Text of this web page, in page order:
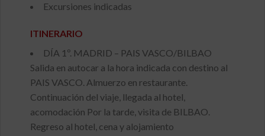
Excursiones indicadas
ITINERARIO
DÍA 1º. MADRID – PAIS VASCO/BILBAO
Salida en autocar a la hora indicada con destino al
PAIS VASCO. Almuerzo en restaurante.
Continuación del viaje, llegada al hotel,
acomodación Por la tarde, visita de BILBAO.
Regreso al hotel, cena y alojamiento